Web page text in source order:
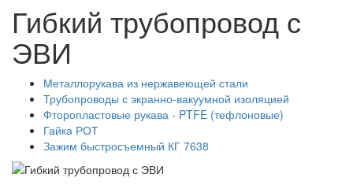
Гибкий трубопровод с
ЭВИ
Металлорукава из нержавеющей стали
Трубопроводы с экранно-вакуумной изоляцией
Фторопластовые рукава - PTFE (тефлоновые)
Гайка РОТ
Зажим быстросъемный КГ 7638